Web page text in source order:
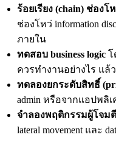
ร้อยเรียง (chain) ช่องโ
ช่องโหว่ information
ภายใน
ทดสอบ business logic โ
ควรทำงานอย่างไร แล้ว
ทดลองยกระดับสิทธิ์
admin หรือจากแอปพลิ
จำลองพฤติกรรมผู้โจม
lateral movement และ